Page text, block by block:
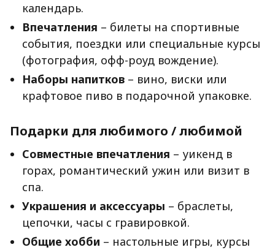
календарь.
Впечатления – билеты на спортивные
события, поездки или специальные курсы
(фотография, офф-роуд вождение).
Наборы напитков – вино, виски или
крафтовое пиво в подарочной упаковке.
Подарки для любимого / любимой
Совместные впечатления – уикенд в
горах, романтический ужин или визит в
спа.
Украшения и аксессуары – браслеты,
цепочки, часы с гравировкой.
Общие хобби – настольные игры, курсы